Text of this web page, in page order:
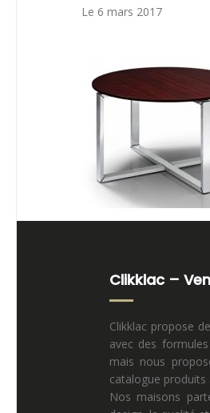
Le 6 mars 2017
Clikklac –
Clikklac propose
avec des
mais nous
catalogue produits
Nos maisons